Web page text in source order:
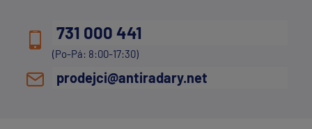
731 000 441
(Po-Pá: 8:00-17:30)
prodejci@antiradary.net